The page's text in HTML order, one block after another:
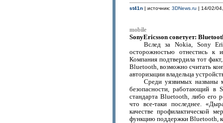
st41n| источник: 3DNews.ru | 14/02/
mobile
SonyEricsson советует:
Вслед за Nokia, Sony
осторожностью отнестись к
Компания подтвердила тот
Bluetooth, возможно считать
авторизации владельца
Среди уязвимых названы
безопасности, работающий в
стандарта Bluetooth, либо его
что все-таки последнее.
качестве профилактической
функцию поддержки Bluetooth,